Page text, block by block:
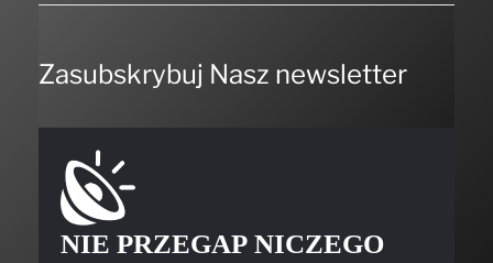
Zasubskrybuj Nasz newsletter
NIE PRZEGAP NICZEGO